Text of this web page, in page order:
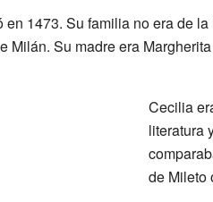
1473. Su familia no era de
Milán. Su madre era
Cecilia
literatura
de Mileto